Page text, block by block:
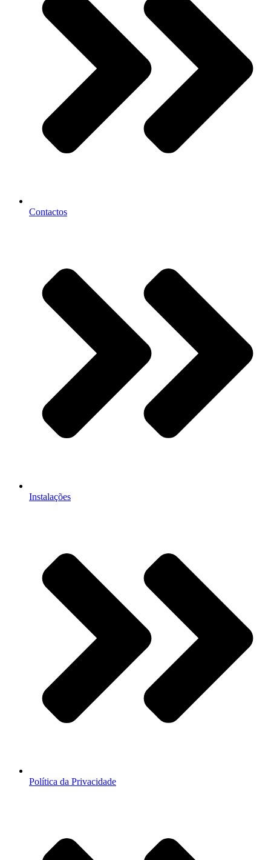
Contactos
Instalações
Política da Privacidade